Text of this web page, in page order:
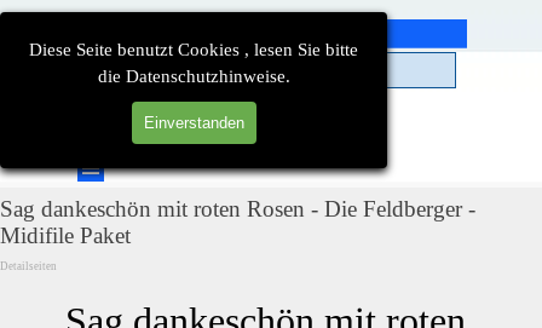
Diese Seite benutzt Cookies , lesen Sie bitte
die Datenschutzhinweise.
Einverstanden
Direkt zum Seiteninhalt
Menü überspringen
Sag dankeschön mit roten Rosen - Die Feldberger -
Midifile Paket
Detailseiten